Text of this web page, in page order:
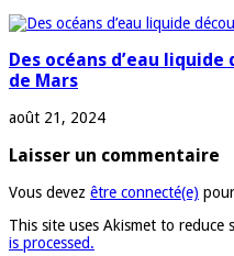
Des océans d’eau
de Mars
août 21, 2024
Laisser un commentaire
Vous devez être connecté(e)
This site uses Akismet to reduce
is processed.